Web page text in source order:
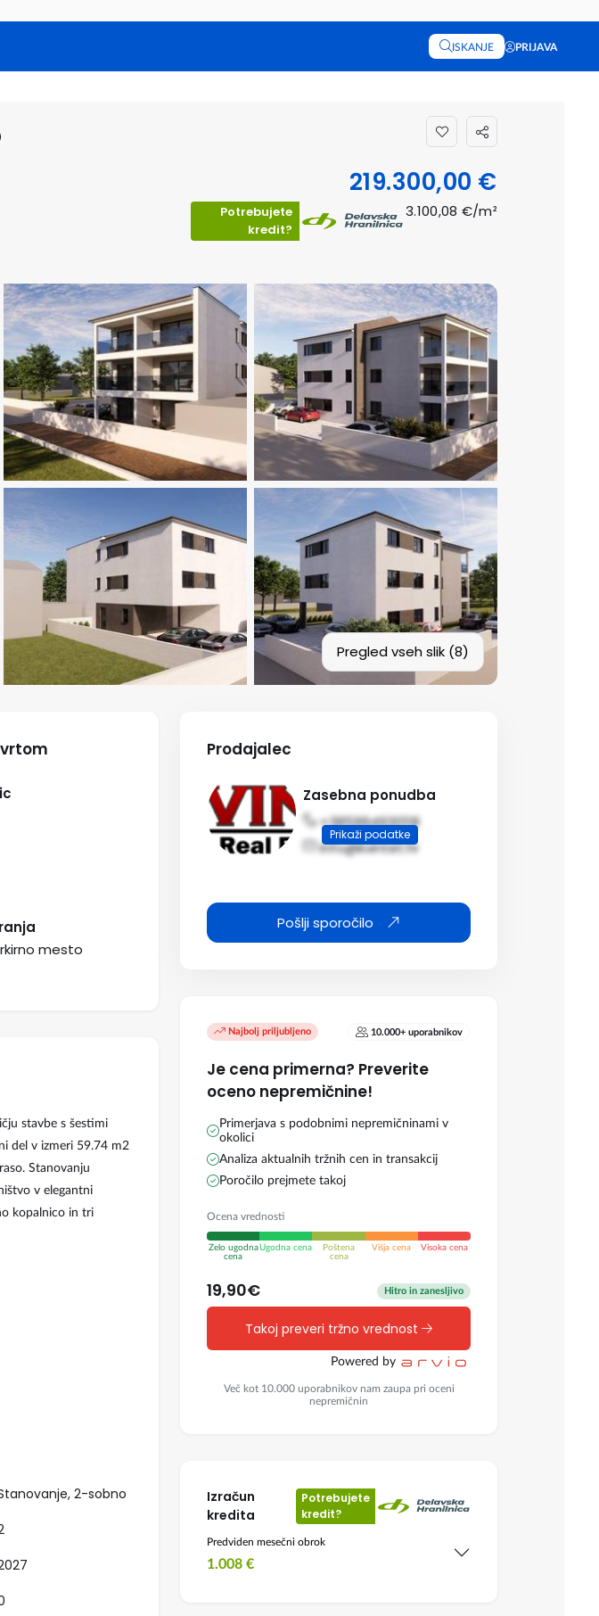
ISKANJE PRIJAVA
219.300,00 €
Potrebujete
kredit?
3.100,08 €/m²
Pregled vseh slik (8)
mesto
stavbe s šestimi
del v izmeri 59.74 m2
Stanovanju
v elegantni
kopalnico in tri
2-sobno
Prodajalec
Zasebna ponudba
Prikaži podatke
+385994930118
info@kvintet.hr
Pošlji sporočilo
Najbolj priljubljeno 10.000+ uporabnikov
Je cena primerna? Preverite
oceno nepremičnine!
Primerjava s podobnimi nepremičninami v
okolici
Analiza aktualnih tržnih cen in transakcij
Poročilo prejmete takoj
Ocena vrednosti
Zelo ugodna
cena
Ugodna cena
Poštena
cena
Višja cena Visoka cena
19,90€ Hitro in zanesljivo
Takoj preveri tržno vrednost
Powered by
Več kot 10.000 uporabnikov nam zaupa pri oceni
nepremičnin
Izračun
kredita
Potrebujete
kredit?
Predviden mesečni obrok
1.008 €